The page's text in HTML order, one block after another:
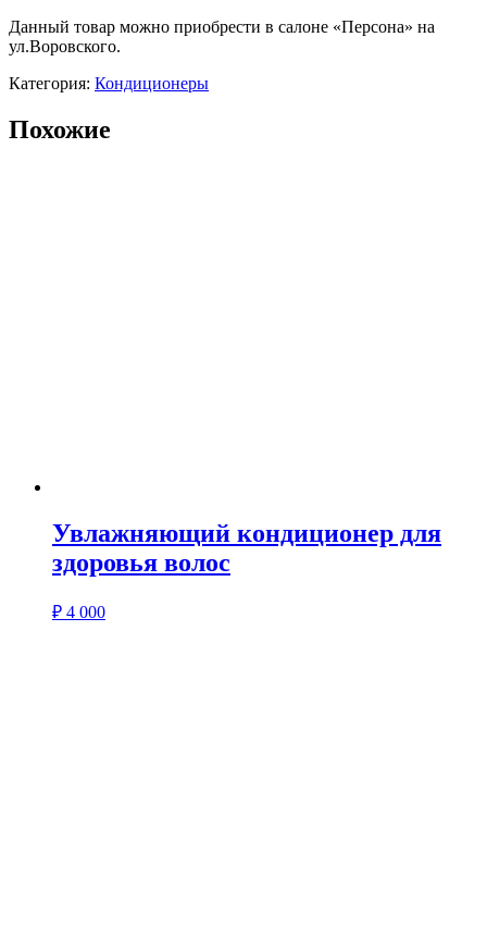
Данный товар можно приобрести в салоне «Персона» на
ул.Воровского.
Категория: Кондиционеры
Похожие
Увлажняющий кондиционер для
здоровья волос
₽ 4 000